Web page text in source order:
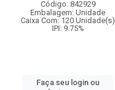
Código: 842929
Embalagem: Unidade
Caixa Com: 120 Unidade(s)
IPI: 9.75%
Faça seu login ou